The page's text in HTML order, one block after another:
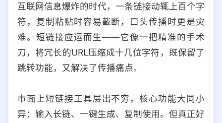
iOS Android PC 其他
选择允许访问的平台类型
互联网信息爆炸的时代，一条链接动辄上百个字
符，复制粘贴时容易截断，口头传播时更是灾
难。短链接应运而生——它像一把精准的手术
刀，将冗长的URL压缩成十几位字符，既保留了
跳转功能，又解决了传播痛点。
市面上短链接工具层出不穷，核心功能大同小
异：输入长链、一键生成、复制使用。但真正好